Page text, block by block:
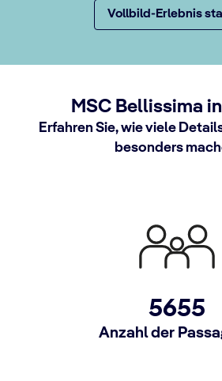
Vollbild-Erlebnis
MSC Bellissima
Erfahren Sie, wie viele
besonders
5655
Anzahl der